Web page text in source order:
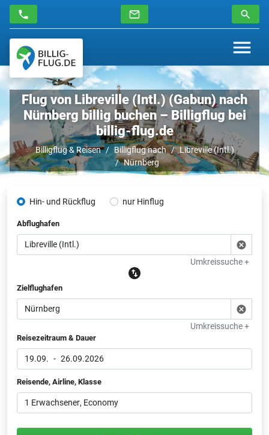
Flug von Libreville (Intl.) (Gabun) nach
Nürnberg billig buchen – Billigflug bei
billig-flug.de
Billigflug & Reisen Billigflug nach
Libreville (Intl.)
Nürnberg
Hin- und Rückflug nur Hinflug
Abflughafen
Umkreissuche +
Zielflughafen
Umkreissuche +
Reisezeitraum & Dauer
19.09. - 26.09.2026
Reisende, Airline, Klasse
1 Erwachsener, Economy